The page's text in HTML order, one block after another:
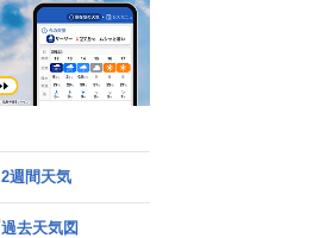
2週間天気
過去天気図